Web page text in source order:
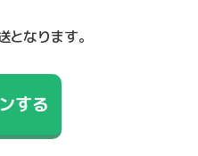
なります。
する